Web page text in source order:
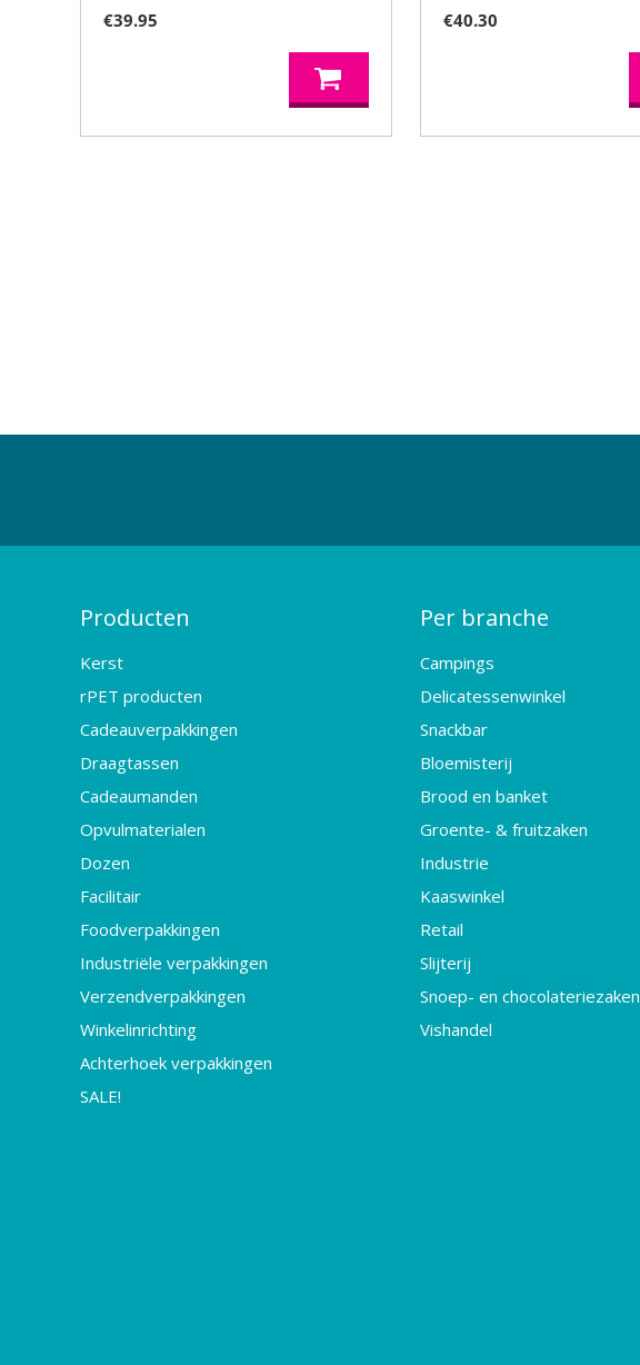
€39.95 €40.30
Producten
Kerst
rPET producten
Cadeauverpakkingen
Draagtassen
Cadeaumanden
Opvulmaterialen
Dozen
Facilitair
Foodverpakkingen
Industriële verpakkingen
Verzendverpakkingen
Winkelinrichting
Achterhoek verpakkingen
SALE!
Per branche
Campings
Delicatessenwinkel
Snackbar
Bloemisterij
Brood en banket
Groente- & fruitzaken
Industrie
Kaaswinkel
Retail
Slijterij
Snoep- en chocolateriezaken
Vishandel